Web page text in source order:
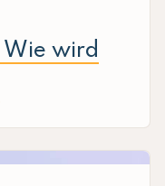
Wie wird